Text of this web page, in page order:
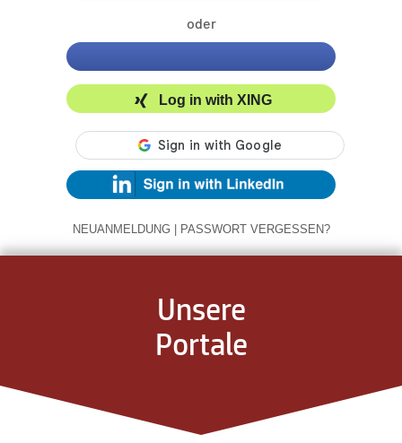
oder
Log in with XING
NEUANMELDUNG | PASSWORT VERGESSEN?
Unsere
Portale